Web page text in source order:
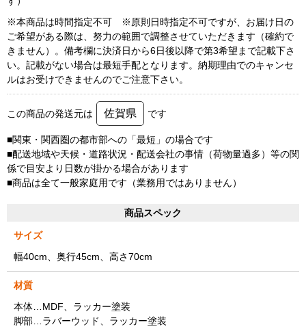
※本商品は時間指定不可 ※原則日時指定不可ですが、お届け日の
ご希望がある際は、努力の範囲で調整させていただきます（確約で
きません）。備考欄に決済日から6日後以降で第3希望まで記載下さ
い。記載がない場合は最短手配となります。納期理由でのキャンセ
ルはお受けできませんのでご注意下さい。
この商品の発送元は 佐賀県 です
■関東・関西圏の都市部への「最短」の場合です
■配送地域や天候・道路状況・配送会社の事情（荷物量過多）等の関
係で目安より日数が掛かる場合があります
■商品は全て一般家庭用です（業務用ではありません）
商品スペック
サイズ
幅40cm、奥行45cm、高さ70cm
材質
本体…MDF、ラッカー塗装
脚部…ラバーウッド、ラッカー塗装